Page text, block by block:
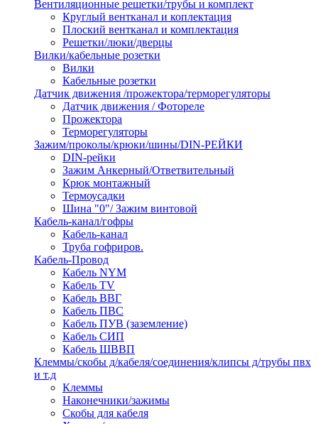
Вентиляционные решетки/трубы и комплект
Круглый вентканал и коплектация
Плоский вентканал и комплектация
Решетки/люки/дверцы
Вилки/кабельные розетки
Вилки
Кабельные розетки
Датчик движения /прожектора/терморегуляторы
Датчик движения / Фотореле
Прожектора
Терморегуляторы
Зажим/проколы/крюки/шины/DIN-РЕЙКИ
DIN-рейки
Зажим Анкерный/Ответвительный
Крюк монтажный
Термоусадки
Шина "0"/ Зажим винтовой
Кабель-канал/гофры
Кабель-канал
Труба гофриров.
Кабель-Провод
Кабель NYM
Кабель TV
Кабель ВВГ
Кабель ПВС
Кабель ПУВ (заземление)
Кабель СИП
Кабель ШВВП
Клеммы/скобы д/кабеля/соединения/клипсы д/трубы пвх
и т.д
Клеммы
Наконечники/зажимы
Скобы для кабеля